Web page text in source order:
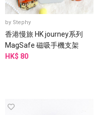
by Stephy
香港慢旅 HK journey系列
MagSafe 磁吸手機支架
HK$ 80